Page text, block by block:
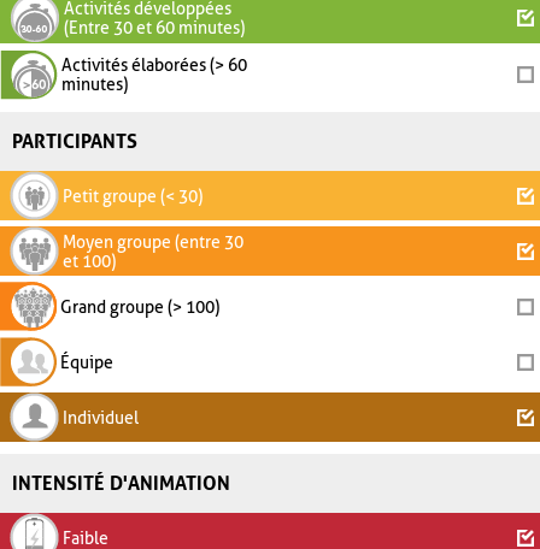
Activités développées
(Entre 30 et 60 minutes)
Activités élaborées (> 60
minutes)
PARTICIPANTS
Petit groupe (< 30)
Moyen groupe (entre 30
et 100)
Grand groupe (> 100)
Équipe
Individuel
INTENSITÉ D'ANIMATION
Faible